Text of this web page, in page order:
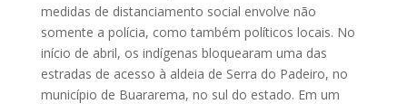
medidas de distanciamento social envolve não
somente a polícia, como também políticos locais. No
início de abril, os indígenas bloquearam uma das
estradas de acesso à aldeia de Serra do Padeiro, no
município de Buararema, no sul do estado. Em um